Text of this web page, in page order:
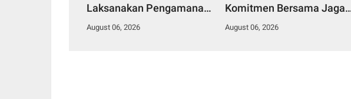
Laksanakan Pengamanan
Persembahyangan dalam
August 06, 2026
Komitmen Bersama Jaga
Kamtibmas
August 06, 2026